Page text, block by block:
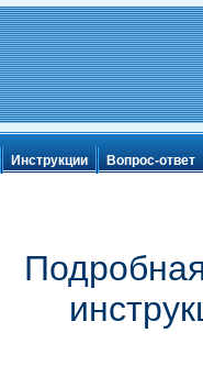
Инструкции Вопрос-ответ